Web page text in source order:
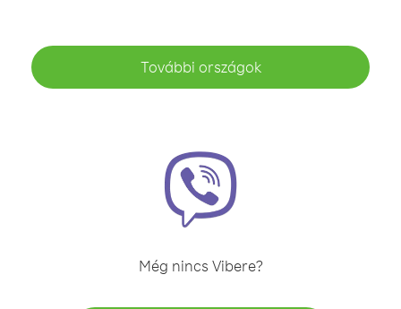
További országok
Még nincs Vibere?